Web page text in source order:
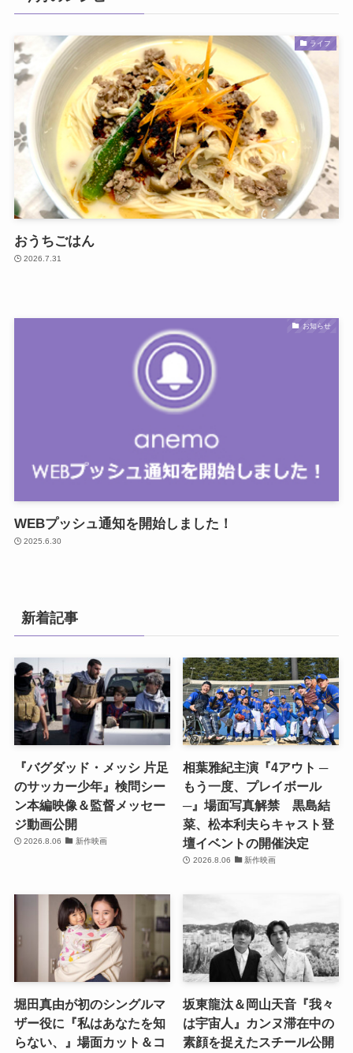
ライフ
おうちごはん
2026.7.31
お知らせ
WEBプッシュ通知を開始しました！
2025.6.30
新着記事
『バグダッド・メッシ 片足
のサッカー少年』検問シー
ン本編映像＆監督メッセー
ジ動画公開
2026.8.06 新作映画
相葉雅紀主演『4アウト ─
もう一度、プレイボール
─』場面写真解禁 黒島結
菜、松本利夫らキャスト登
壇イベントの開催決定
2026.8.06 新作映画
堀田真由が初のシングルマ
ザー役に『私はあなたを知
らない、』場面カット＆コ
坂東龍汰＆岡山天音『我々
は宇宙人』カンヌ滞在中の
素顔を捉えたスチール公開